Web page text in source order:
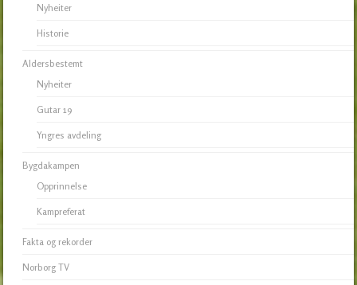
Nyheiter
Historie
Aldersbestemt
Nyheiter
Gutar 19
Yngres avdeling
Bygdakampen
Opprinnelse
Kampreferat
Fakta og rekorder
Norborg TV